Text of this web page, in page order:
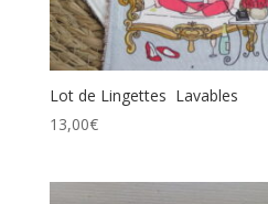
Lot de Lingettes Lavables
13,00€